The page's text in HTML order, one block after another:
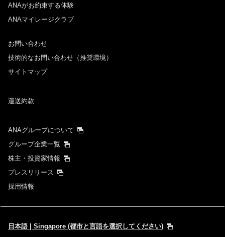
ANAがお約束する体験
ANAマイレージクラブ
お問い合わせ
技術的なお問い合わせ（推奨環境）
サイトマップ
運送約款
ANAグループについて
グループ企業一覧
株主・投資家情報
プレスリリース
採用情報
日本語 | Singapore (都市と言語を選択してください)